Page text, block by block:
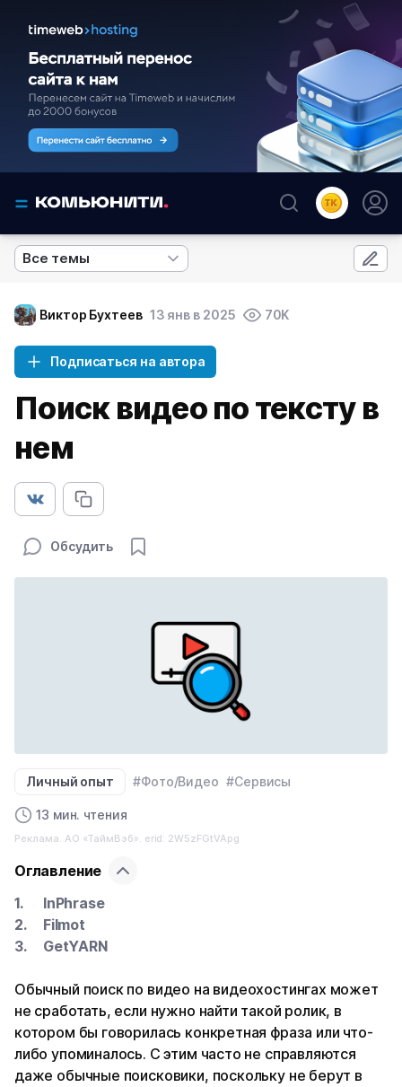
Все темы
Виктор Бухтеев 13 янв в 2025 70K
Подписаться на автора
Поиск видео по тексту в
нем
Обсудить
Личный опыт #Фото/Видео #Сервисы
13 мин. чтения
Реклама. АО «ТаймВэб». erid: 2W5zFGtVApg
Оглавление
InPhrase
Filmot
GetYARN
Обычный поиск по видео на видеохостингах может
не сработать, если нужно найти такой ролик, в
котором бы говорилась конкретная фраза или что-
либо упоминалось. С этим часто не справляются
даже обычные поисковики, поскольку не берут в